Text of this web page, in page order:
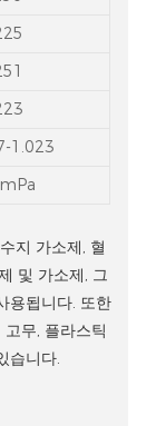
1.023
지 가소제, 혈
및 가소제, 그
용됩니다. 또한
무, 플라스틱
습니다.